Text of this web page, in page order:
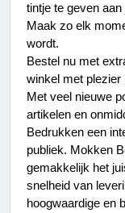
tintje te geven
Maak zo elk
wordt.
Bestel nu met
winkel met
Met veel nieuwe
artikelen en
Bedrukken een
publiek. Mokken
gemakkelijk het
snelheid van
hoogwaardige en